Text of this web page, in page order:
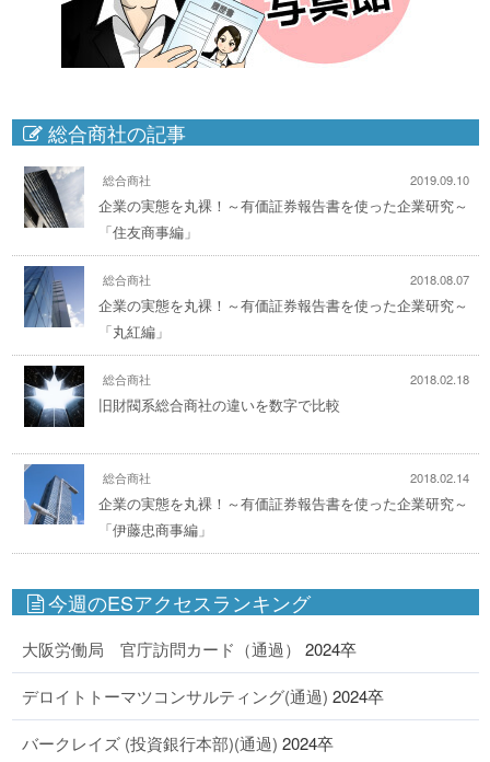
総合商社の記事
総合商社 2019.09.10
企業の実態を丸裸！～有価証券報告書を使った企業研究～
「住友商事編」
総合商社 2018.08.07
企業の実態を丸裸！～有価証券報告書を使った企業研究～
「丸紅編」
総合商社 2018.02.18
旧財閥系総合商社の違いを数字で比較
総合商社 2018.02.14
企業の実態を丸裸！～有価証券報告書を使った企業研究～
「伊藤忠商事編」
今週のESアクセスランキング
大阪労働局 官庁訪問カード（通過） 2024卒
デロイトトーマツコンサルティング(通過) 2024卒
バークレイズ (投資銀行本部)(通過) 2024卒